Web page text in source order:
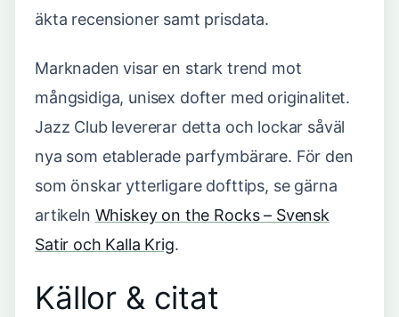
äkta recensioner samt prisdata.
Marknaden visar en stark trend mot
mångsidiga, unisex dofter med originalitet.
Jazz Club levererar detta och lockar såväl
nya som etablerade parfymbärare. För den
som önskar ytterligare dofttips, se gärna
artikeln Whiskey on the Rocks – Svensk
Satir och Kalla Krig.
Källor & citat